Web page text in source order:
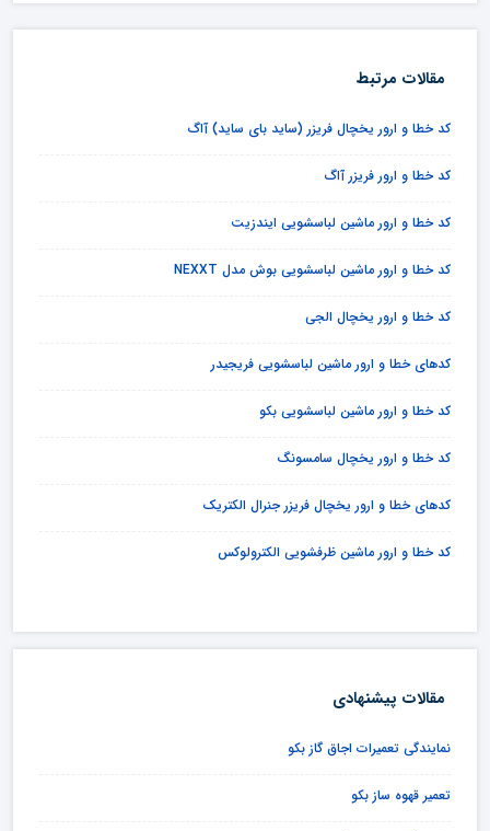
مقالات مرتبط
کد خطا و ارور یخچال فریزر (ساید بای ساید) آاگ
کد خطا و ارور فریزر آاگ
کد خطا و ارور ماشین لباسشویی ایندزیت
کد خطا و ارور ماشین لباسشویی بوش مدل NEXXT
کد خطا و ارور یخچال الجی
کدهای خطا و ارور ماشین لباسشویی فریجیدر
کد خطا و ارور ماشین لباسشویی بکو
کد خطا و ارور یخچال سامسونگ
کدهای خطا و ارور یخچال فریزر جنرال الکتریک
کد خطا و ارور ماشین ظرفشویی الکترولوکس
مقالات پیشنهادی
نمایندگی تعمیرات اجاق گاز بکو
تعمیر قهوه ساز بکو